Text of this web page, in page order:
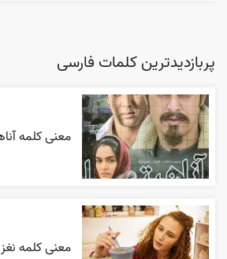
پربازدیدترین کلمات فارسی
معنی کلمه
معنی کلمه